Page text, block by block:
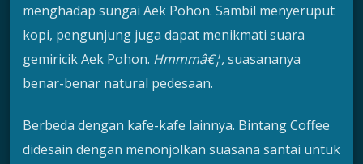
menghadap sungai Aek Pohon. Sambil menyeruput
kopi, pengunjung juga dapat menikmati suara
gemiricik Aek Pohon. Hmmmâ€¦,suasananya
benar-benar natural pedesaan.
Berbeda dengan kafe-kafe lainnya. Bintang Coffee
didesain dengan menonjolkan suasana santai untuk